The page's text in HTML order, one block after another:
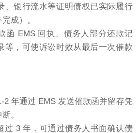
、银行流水等证明债权已实际履行
成）。
函 EMS 回执、债务人部分还款记
等，可使诉讼时效从最后一次催款
2 年通过 EMS 发送催款函并留存凭
。
过 3 年，可通过债务人书面确认债